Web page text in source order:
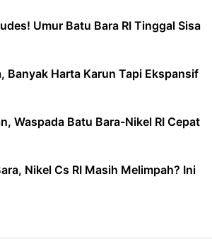
Umur Batu Bara RI Tinggal Sisa
Banyak Harta Karun Tapi Ekspansif
Waspada Batu Bara-Nikel RI Cepat
Nikel Cs RI Masih Melimpah? Ini